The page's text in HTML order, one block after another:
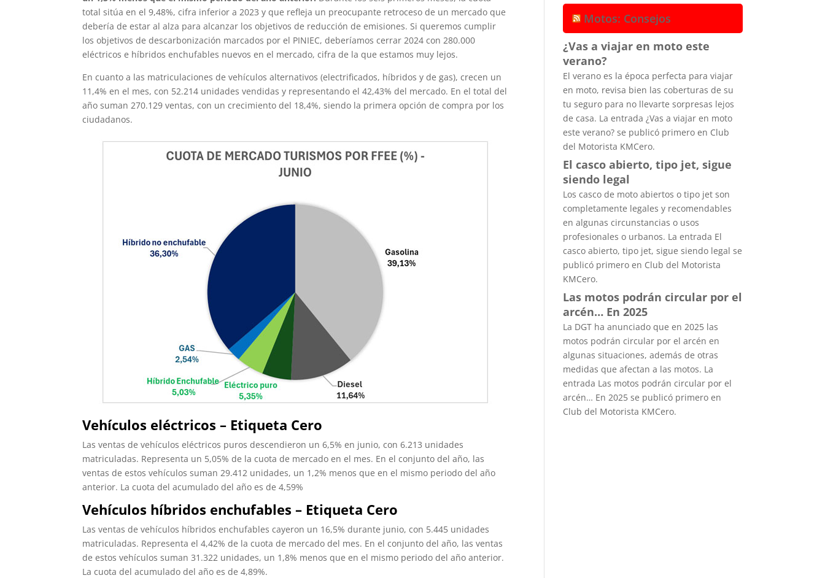
total sitúa en el 9,48%, cifra inferior a 2023 y que refleja un preocupante retroceso de un mercado que
debería de estar al alza para alcanzar los objetivos de reducción de emisiones. Si queremos cumplir
los objetivos de descarbonización marcados por el PINIEC, deberíamos cerrar 2024 con 280.000
eléctricos e híbridos enchufables nuevos en el mercado, cifra de la que estamos muy lejos.
En cuanto a las matriculaciones de vehículos alternativos (electrificados, híbridos y de gas), crecen un
11,4% en el mes, con 52.214 unidades vendidas y representando el 42,43% del mercado. En el total del
año suman 270.129 ventas, con un crecimiento del 18,4%, siendo la primera opción de compra por los
ciudadanos.
Vehículos eléctricos – Etiqueta Cero
Las ventas de vehículos eléctricos puros descendieron un 6,5% en junio, con 6.213 unidades
matriculadas. Representa un 5,05% de la cuota de mercado en el mes. En el conjunto del año, las
ventas de estos vehículos suman 29.412 unidades, un 1,2% menos que en el mismo periodo del año
anterior. La cuota del acumulado del año es de 4,59%
Vehículos híbridos enchufables – Etiqueta Cero
Las ventas de vehículos híbridos enchufables cayeron un 16,5% durante junio, con 5.445 unidades
matriculadas. Representa el 4,42% de la cuota de mercado del mes. En el conjunto del año, las ventas
de estos vehículos suman 31.322 unidades, un 1,8% menos que en el mismo periodo del año anterior.
La cuota del acumulado del año es de 4,89%.
Motos: Consejos
¿Vas a viajar en moto este
verano?
El verano es la época perfecta para viajar
en moto, revisa bien las coberturas de su
tu seguro para no llevarte sorpresas lejos
de casa. La entrada ¿Vas a viajar en moto
este verano? se publicó primero en Club
del Motorista KMCero.
El casco abierto, tipo jet, sigue
siendo legal
Los casco de moto abiertos o tipo jet son
completamente legales y recomendables
en algunas circunstancias o usos
profesionales o urbanos. La entrada El
casco abierto, tipo jet, sigue siendo legal se
publicó primero en Club del Motorista
KMCero.
Las motos podrán circular por el
arcén… En 2025
La DGT ha anunciado que en 2025 las
motos podrán circular por el arcén en
algunas situaciones, además de otras
medidas que afectan a las motos. La
entrada Las motos podrán circular por el
arcén… En 2025 se publicó primero en
Club del Motorista KMCero.